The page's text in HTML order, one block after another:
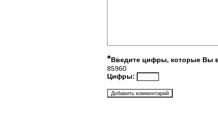
*Введите цифры, которые Вы
85960
Цифры: